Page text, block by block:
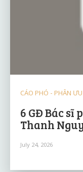
CÁO PHÓ - PHÂN
6 GĐ Bác sĩ
Thanh
July 24, 2026